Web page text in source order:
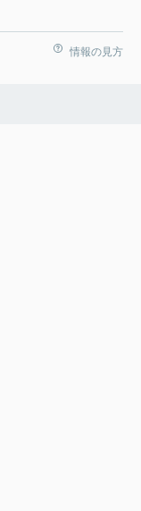
情報の見方